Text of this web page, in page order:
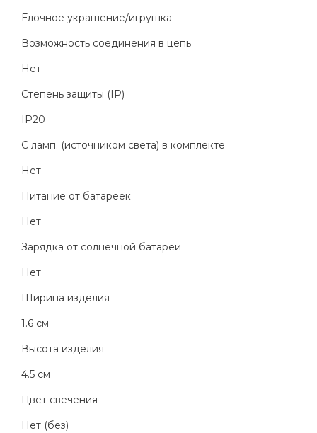
Елочное украшение/игрушка
Возможность соединения в цепь
Нет
Степень защиты (IP)
IP20
С ламп. (источником света) в комплекте
Нет
Питание от батареек
Нет
Зарядка от солнечной батареи
Нет
Ширина изделия
1.6 см
Высота изделия
4.5 см
Цвет свечения
Нет (без)